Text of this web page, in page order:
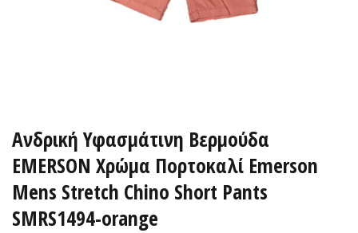
Ανδρική Υφασμάτινη Βερμούδα
EMERSON Χρώμα Πορτοκαλί Emerson
Mens Stretch Chino Short Pants
SMRS1494-orange